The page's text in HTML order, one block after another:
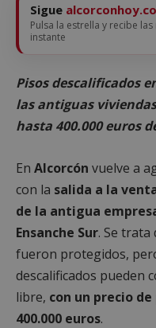
Sigue
Pulsa la estrella y recibe
instante
Pisos descalificados
las antiguas
hasta 400.000 euros
En Alcorcón vuelve a
con la salida a la
de la antigua
Ensanche Sur. Se trata
fueron protegidos,
descalificados pueden
libre, con un precio
400.000 euros.